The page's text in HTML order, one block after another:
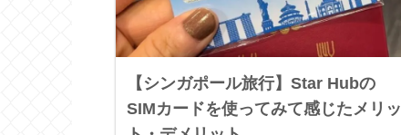
【シンガポール旅行】Star Hubの
SIMカードを使ってみて感じたメリッ